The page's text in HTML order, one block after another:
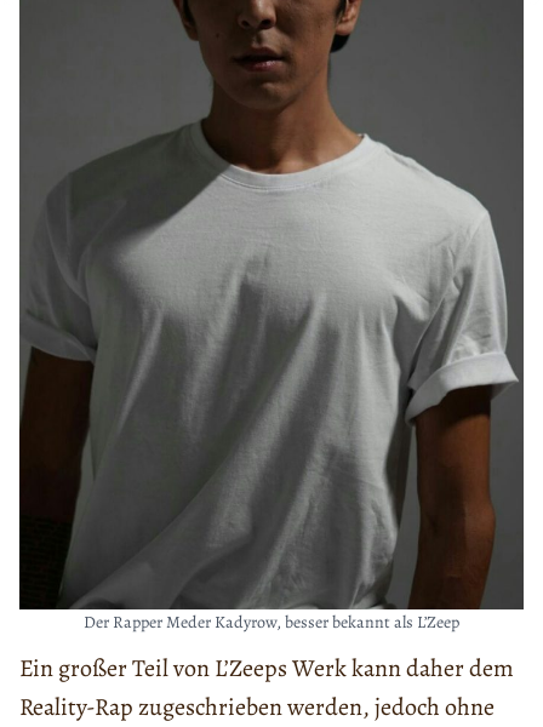
Der Rapper Meder Kadyrow, besser bekannt als L’Zeep
Ein großer Teil von L’Zeeps Werk kann daher dem
Reality-Rap zugeschrieben werden, jedoch ohne